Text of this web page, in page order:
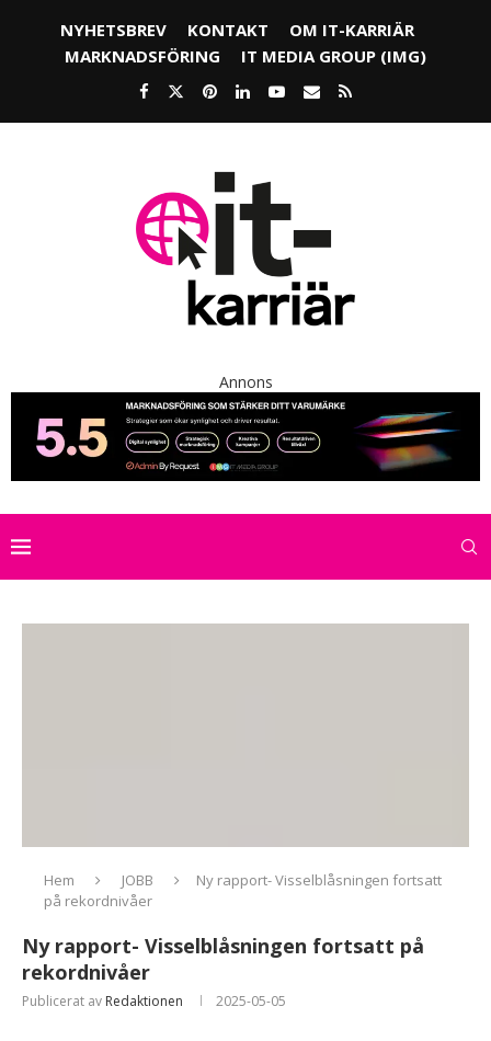
NYHETSBREV KONTAKT
OM IT-KARRIÄR
MARKNADSFÖRING
IT MEDIA GROUP (IMG)
Annons
Hem JOBB
Ny rapport- Visselblåsningen fortsatt
på rekordnivåer
Ny rapport- Visselblåsningen fortsatt på
rekordnivåer
Publicerat av Redaktionen 2025-05-05